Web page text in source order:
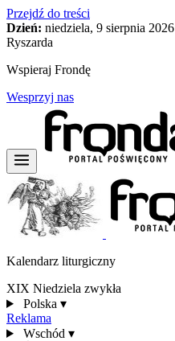
Przejdź do treści
Dzień: niedziela, 9 sierpnia 2026
Ryszarda
Wspieraj Frondę
Wesprzyj nas
Kalendarz liturgiczny
XIX Niedziela zwykła
Polska ▾
Reklama
Wschód ▾